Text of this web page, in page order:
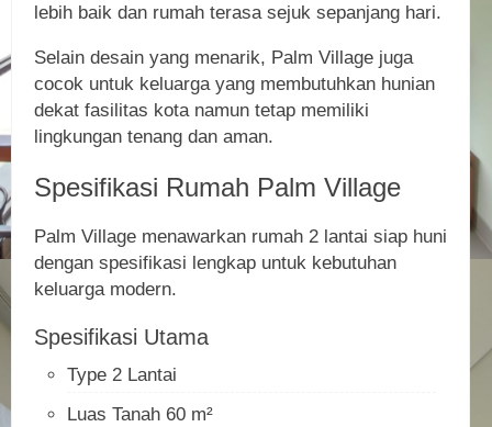
lebih baik dan rumah terasa sejuk sepanjang hari.
Selain desain yang menarik, Palm Village juga
cocok untuk keluarga yang membutuhkan hunian
dekat fasilitas kota namun tetap memiliki
lingkungan tenang dan aman.
Spesifikasi Rumah Palm Village
Palm Village menawarkan rumah 2 lantai siap huni
dengan spesifikasi lengkap untuk kebutuhan
keluarga modern.
Spesifikasi Utama
Type 2 Lantai
Luas Tanah 60 m²